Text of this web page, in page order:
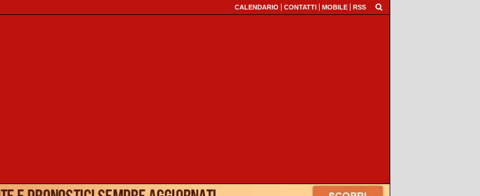
CALENDARIO CONTATTI MOBILE RSS